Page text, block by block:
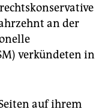
an der
verkündeten in
auf ihrem